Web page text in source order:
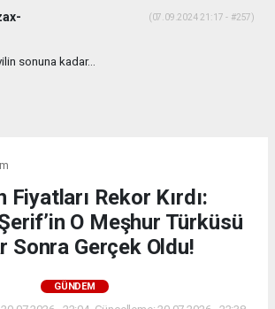
(07.09.2024 21:17 - #257)
sonuna kadar...
Fiyatları Rekor Kırdı:
O Meşhur Türküsü
Sonra Gerçek Oldu!
GÜNDEM